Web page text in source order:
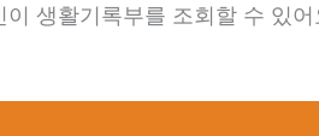
생활기록부를 조회할 수 있